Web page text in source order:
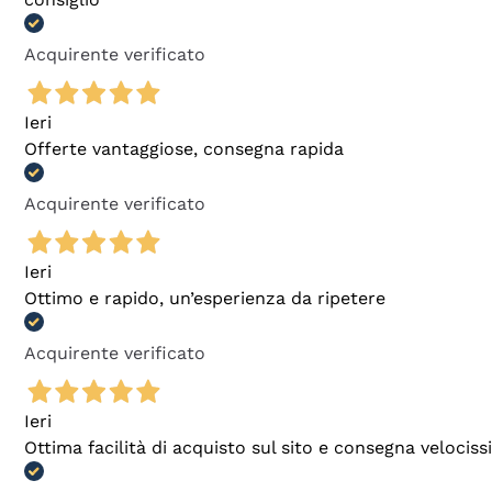
Acquirente verificato
Ieri
Offerte vantaggiose, consegna rapida
Acquirente verificato
Ieri
Ottimo e rapido, un’esperienza da ripetere
Acquirente verificato
Ieri
Ottima facilità di acquisto sul sito e consegna